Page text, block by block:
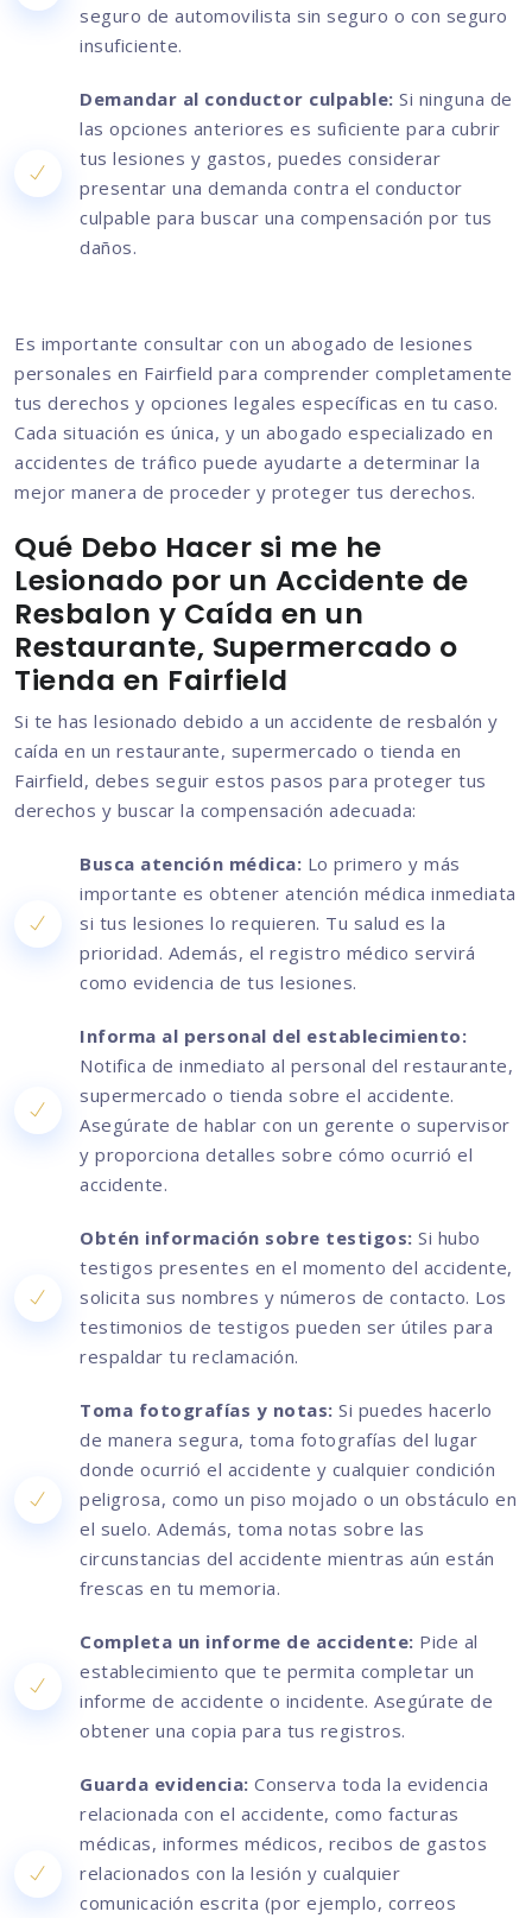
seguro de automovilista sin seguro o con seguro
insuficiente.
Demandar al conductor culpable: Si ninguna de
las opciones anteriores es suficiente para cubrir
tus lesiones y gastos, puedes considerar
presentar una demanda contra el conductor
culpable para buscar una compensación por tus
daños.
Es importante consultar con un abogado de lesiones
personales en Fairfield para comprender completamente
tus derechos y opciones legales específicas en tu caso.
Cada situación es única, y un abogado especializado en
accidentes de tráfico puede ayudarte a determinar la
mejor manera de proceder y proteger tus derechos.
Qué Debo Hacer si me he
Lesionado por un Accidente de
Resbalon y Caída en un
Restaurante, Supermercado o
Tienda en Fairfield
Si te has lesionado debido a un accidente de resbalón y
caída en un restaurante, supermercado o tienda en
Fairfield, debes seguir estos pasos para proteger tus
derechos y buscar la compensación adecuada:
Busca atención médica: Lo primero y más
importante es obtener atención médica inmediata
si tus lesiones lo requieren. Tu salud es la
prioridad. Además, el registro médico servirá
como evidencia de tus lesiones.
Informa al personal del establecimiento:
Notifica de inmediato al personal del restaurante,
supermercado o tienda sobre el accidente.
Asegúrate de hablar con un gerente o supervisor
y proporciona detalles sobre cómo ocurrió el
accidente.
Obtén información sobre testigos: Si hubo
testigos presentes en el momento del accidente,
solicita sus nombres y números de contacto. Los
testimonios de testigos pueden ser útiles para
respaldar tu reclamación.
Toma fotografías y notas: Si puedes hacerlo
de manera segura, toma fotografías del lugar
donde ocurrió el accidente y cualquier condición
peligrosa, como un piso mojado o un obstáculo en
el suelo. Además, toma notas sobre las
circunstancias del accidente mientras aún están
frescas en tu memoria.
Completa un informe de accidente: Pide al
establecimiento que te permita completar un
informe de accidente o incidente. Asegúrate de
obtener una copia para tus registros.
Guarda evidencia: Conserva toda la evidencia
relacionada con el accidente, como facturas
médicas, informes médicos, recibos de gastos
relacionados con la lesión y cualquier
comunicación escrita (por ejemplo, correos